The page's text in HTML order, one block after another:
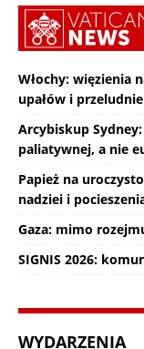
Włochy: więzienia
upałów i
Arcybiskup
paliatywnej, a nie
Papież na
nadziei i
Gaza: mimo
SIGNIS 2026:
WYDARZENIA